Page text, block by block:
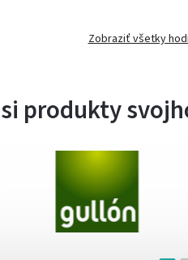
Zobraziť všetky
produkty